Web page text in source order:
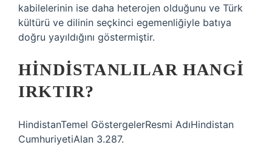
kabilelerinin ise daha heterojen olduğunu ve Türk
kültürü ve dilinin seçkinci egemenliğiyle batıya
doğru yayıldığını göstermiştir.
HINDISTANLILAR HANGI
IRKTIR?
HindistanTemel GöstergelerResmi AdıHindistan
CumhuriyetiAlan 3.287.